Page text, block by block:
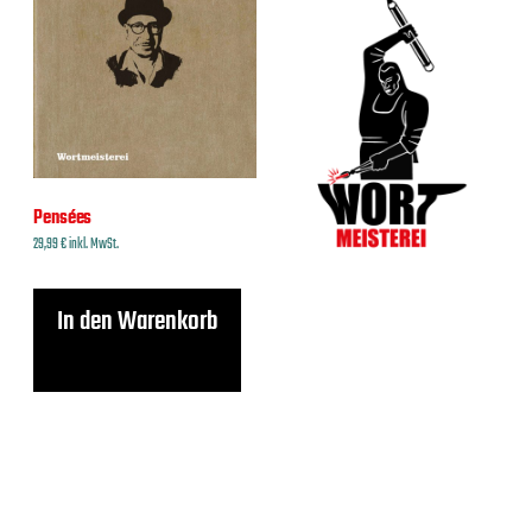
Pensées
29,99€inkl. MwSt.
In den Warenkorb